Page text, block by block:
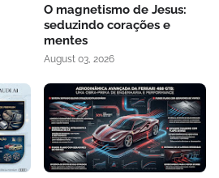
O magnetismo de Jesus:
seduzindo corações e
mentes
August 03, 2026